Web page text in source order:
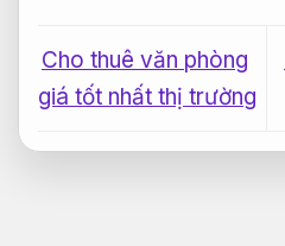
Cho thuê văn phòng
giá tốt nhất thị trường